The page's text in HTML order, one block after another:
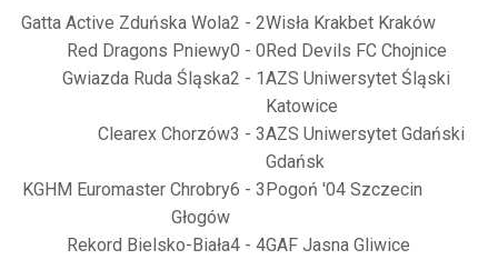
Gatta Active Zduńska Wola2 - 2Wisła Krakbet Kraków
Red Dragons Pniewy0 - 0Red Devils FC Chojnice
Gwiazda Ruda Śląska2 - 1AZS Uniwersytet Śląski
Katowice
Clearex Chorzów3 - 3AZS Uniwersytet Gdański
Gdańsk
KGHM Euromaster Chrobry
Głogów
6 - 3Pogoń '04 Szczecin
Rekord Bielsko-Biała4 - 4GAF Jasna Gliwice